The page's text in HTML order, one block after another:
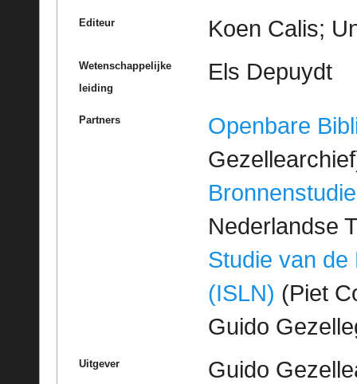
Editeur Koen Calis;
Wetenschappelijke
leiding
Els Depuydt
Partners
Openbare
Bronnenstudie
Nederlandse
Studie van de
(ISLN) (Piet
Guido
Uitgever Guido